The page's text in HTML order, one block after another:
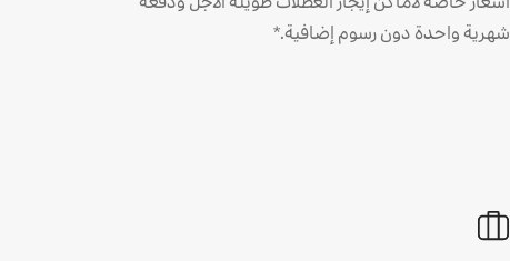
شهرية واحدة دون رسوم إضافية.*